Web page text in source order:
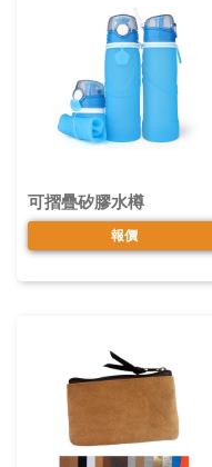
可摺疊矽膠水樽
報價